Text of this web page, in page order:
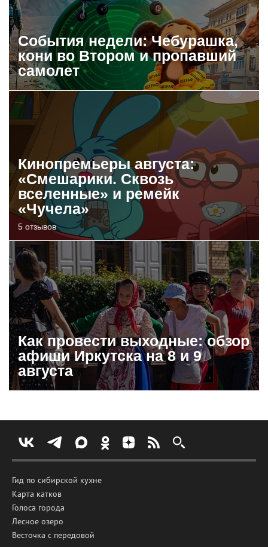
События недели: Чебурашка,
кони во Втором и пропавший
самолет
Кинопремьеры августа:
«Смешарики. Сквозь
вселенные» и ремейк
«Чучела»
5 отзывов
Как провести выходные: обзор
афиши Иркутска на 8 и 9
августа
Гид по сибирской кухне
Карта катков
Голоса города
Лесное озеро
Весточка с передовой